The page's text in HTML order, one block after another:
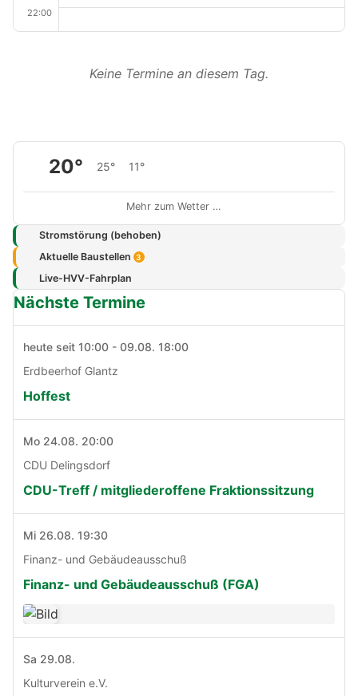
22:00
Keine Termine an diesem Tag.
20° 25° 11°
Mehr zum Wetter …
Stromstörung (behoben)
Aktuelle Baustellen 3
Live-HVV-Fahrplan
Nächste Termine
heute seit 10:00 - 09.08. 18:00
Erdbeerhof Glantz
Hoffest
Mo 24.08. 20:00
CDU Delingsdorf
CDU-Treff / mitgliederoffene Fraktionssitzung
Mi 26.08. 19:30
Finanz- und Gebäudeausschuß
Finanz- und Gebäudeausschuß (FGA)
Sa 29.08.
Kulturverein e.V.